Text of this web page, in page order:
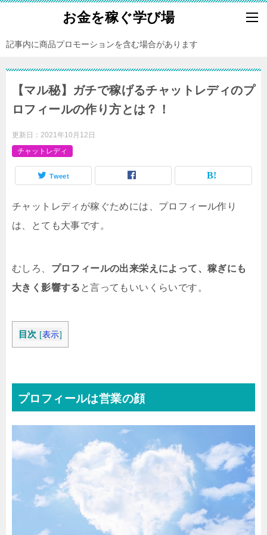
お金を稼ぐ学び場
記事内に商品プロモーションを含む場合があります
【マル秘】ガチで稼げるチャットレディのプ
ロフィールの作り方とは？！
更新日： 2021年10月12日
チャットレディ
Tweet
チャットレディが稼ぐためには、プロフィール作り
は、とても大事です。
むしろ、 プロフィールの出来栄えによって、稼ぎにも
大きく影響する と言ってもいいくらいです。
目次 [表示]
プロフィールは営業の顔